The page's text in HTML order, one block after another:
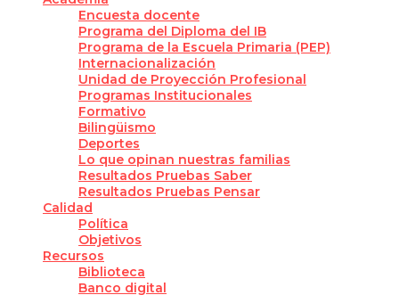
Encuesta docente
Programa del Diploma del IB
Programa de la Escuela Primaria (PEP)
Internacionalización
Unidad de Proyección Profesional
Programas Institucionales
Formativo
Bilingüismo
Deportes
Lo que opinan nuestras familias
Resultados Pruebas Saber
Resultados Pruebas Pensar
Calidad
Política
Objetivos
Recursos
Biblioteca
Banco digital